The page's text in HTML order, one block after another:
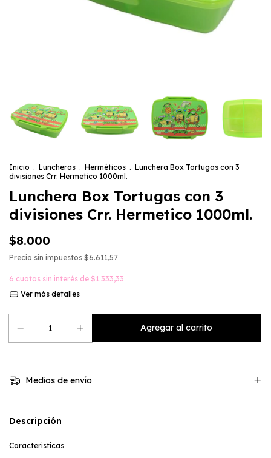
Inicio . Luncheras . Herméticos . Lunchera Box Tortugas con 3
divisiones Crr. Hermetico 1000ml.
Lunchera Box Tortugas con 3
divisiones Crr. Hermetico 1000ml.
$8.000
Precio sin impuestos $6.611,57
6 cuotas sin interés de $1.333,33
Ver más detalles
Medios de envío
Descripción
Caracteristicas